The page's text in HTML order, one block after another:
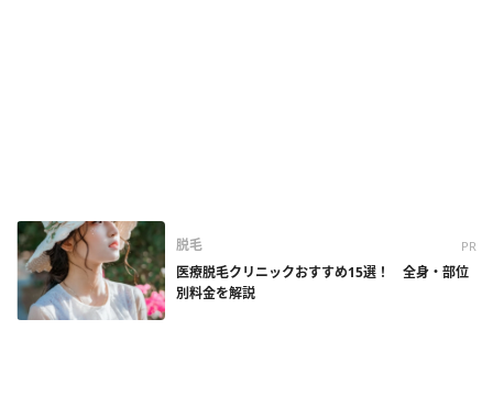
脱毛 PR
医療脱毛クリニックおすすめ15選！ 全身・部位
別料金を解説